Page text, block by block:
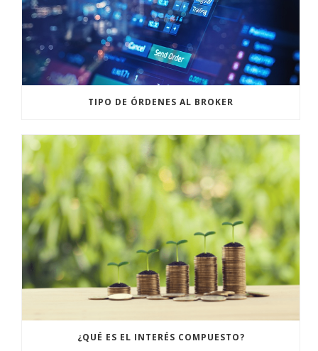
TIPO DE ÓRDENES AL BROKER
¿QUÉ ES EL INTERÉS COMPUESTO?